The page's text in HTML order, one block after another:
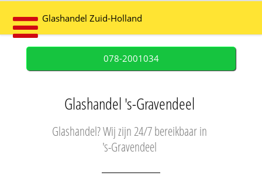
Glashandel Zuid-Holland
078-2001034
Glashandel 's-Gravendeel
Glashandel? Wij zijn 24/7 bereikbaar in
's-Gravendeel